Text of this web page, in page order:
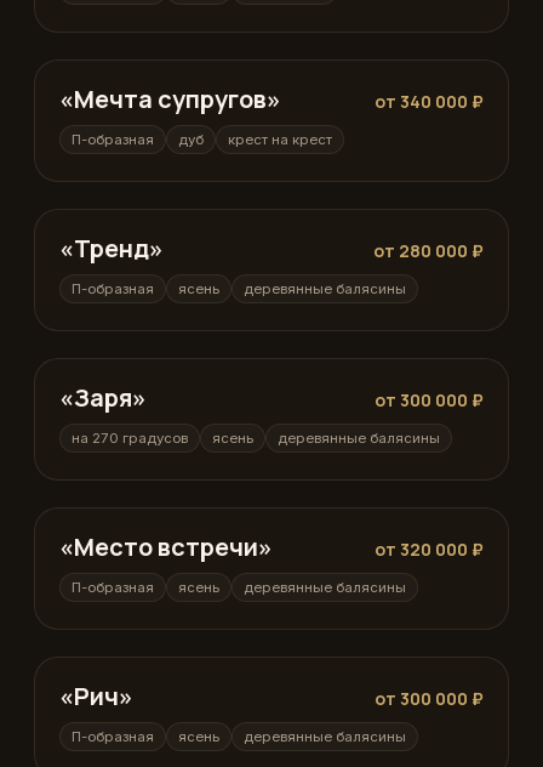
П-образная
«Мечта супругов» от 340 000 ₽
П-образная дуб крест на крест
П-образная
«Тренд» от 280 000 ₽
П-образная ясень деревянные балясины
на 270 градусов
«Заря» от 300 000 ₽
на 270 градусов ясень деревянные балясины
П-образная
«Место встречи» от 320 000 ₽
П-образная ясень деревянные балясины
П-образная
«Рич» от 300 000 ₽
П-образная ясень деревянные балясины